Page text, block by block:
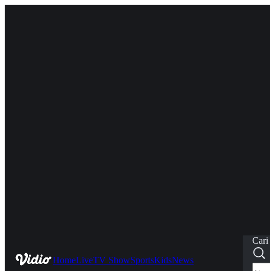
HomeLiveTV ShowSportsKidsNews
Cari